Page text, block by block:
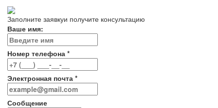
Заполните заявкуи получите консультацию
Ваше имя:
Номер телефона *
Электронная почта *
Сообщение